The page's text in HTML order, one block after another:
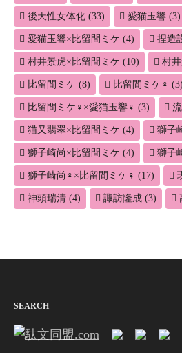
後天性女体化 (33) 愛猫玉響 (3)
愛猫玉響×比留間ミケ (4) 捏造
村井景虎×比留間ミケ (10) 村
比留間ミケ (8) 比留間ミケ♀ (3)
比留間ミケ♀×愛猫玉響♀ (3)
猫又翡翠×比留間ミケ (4) 獅子
獅子崎尚×比留間ミケ (4) 獅子
獅子崎尚♀×比留間ミケ♀ (17)
神頭瑞清 (4) 諏訪隆成 (3)
SEARCH